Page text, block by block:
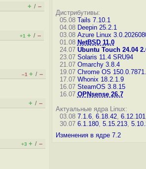
+ / –
+1 + / –
–1 + / –
+ / –
+3 + / –
Дистрибутивы:
05.08 Tails 7.10.1
04.08 Deepin 25.2.1
03.08 Azure Linux
01.08 NetBSD 11.0
24.07 Ubuntu Touch 24.04
23.07 Solaris 11.4 SRU94
21.07 Omarchy 3.8.4
19.07 Chrome OS
17.07 Whonix 18.2.1.9
16.07 SteamOS 3.8.15
16.07 OPNsense 26.7
Актуальные ядра Linux:
03.08 7.1.6, 6.18.42, 6.12.101
30.07 6.1.180, 5.15.213,
Изменения в ядре 7.2